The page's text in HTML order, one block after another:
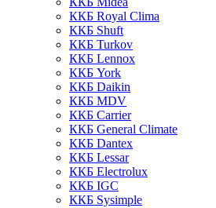
ККБ Royal Clima
ККБ Shuft
ККБ Turkov
ККБ Lennox
ККБ York
ККБ Daikin
ККБ MDV
ККБ Carrier
ККБ General Climate
ККБ Dantex
ККБ Lessar
ККБ Electrolux
ККБ IGC
ККБ Sysimple